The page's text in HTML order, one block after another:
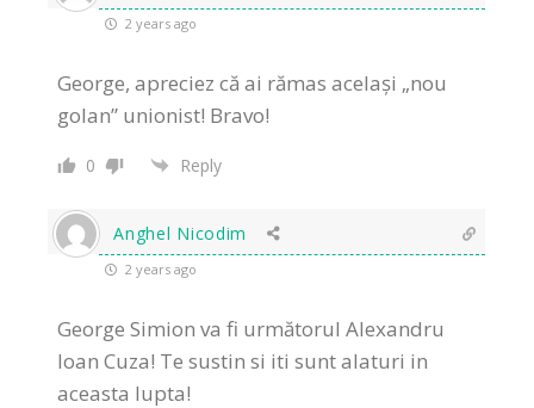
2 years ago
George, apreciez că ai rămas același „nou
golan” unionist! Bravo!
0 Reply
Anghel Nicodim
2 years ago
George Simion va fi următorul Alexandru
Ioan Cuza! Te sustin si iti sunt alaturi in
aceasta lupta!